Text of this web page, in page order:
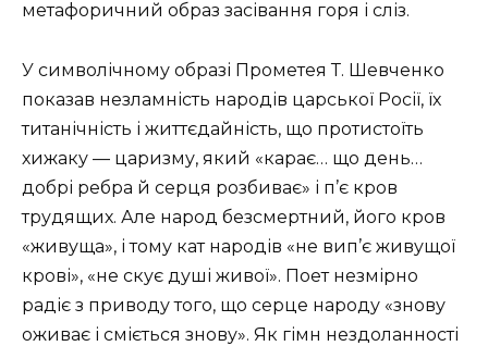
метафоричний образ засівання горя і сліз.
У символічному образі Прометея Т. Шевченко
показав незламність народів царської Росії, їх
титанічність і життєдайність, що протистоїть
хижаку — царизму, який «карає… що день…
добрі ребра й серця розбиває» і п’є кров
трудящих. Але народ безсмертний, його кров
«живуща», і тому кат народів «не вип’є живущої
крові», «не скує душі живої». Поет незмірно
радіє з приводу того, що серце народу «знову
оживає і сміється знову». Як гімн нездоланності